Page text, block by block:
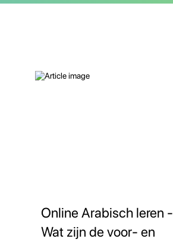
Online Arabisch leren -
Wat zijn de voor- en